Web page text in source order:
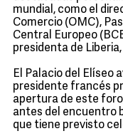
mundial, como el
Comercio (OMC),
Central Europeo
presidenta de
El Palacio del Elíseo
presidente francés
apertura de este
antes del encuentro
que tiene previsto